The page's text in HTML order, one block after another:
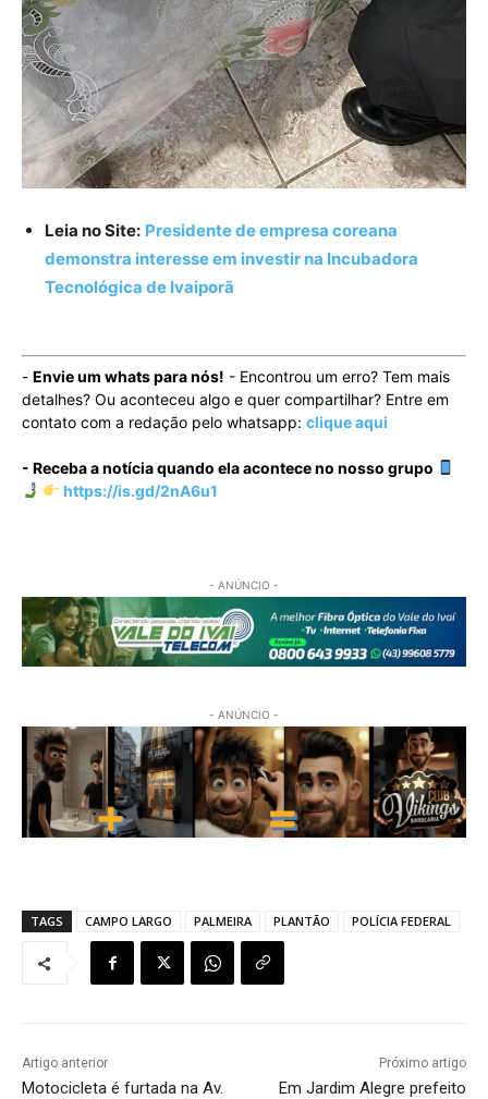
Leia no Site: Presidente de empresa coreana
demonstra interesse em investir na Incubadora
Tecnológica de Ivaiporã
- Envie um whats para nós! - Encontrou um erro? Tem mais
detalhes? Ou aconteceu algo e quer compartilhar? Entre em
contato com a redação pelo whatsapp: clique aqui
- Receba a notícia quando ela acontece no nosso grupo
https://is.gd/2nA6u1
- ANÚNCIO -
- ANÚNCIO -
TAGS CAMPO LARGO PALMEIRA PLANTÃO POLÍCIA FEDERAL
Artigo anterior
Motocicleta é furtada na Av.
Próximo artigo
Em Jardim Alegre prefeito